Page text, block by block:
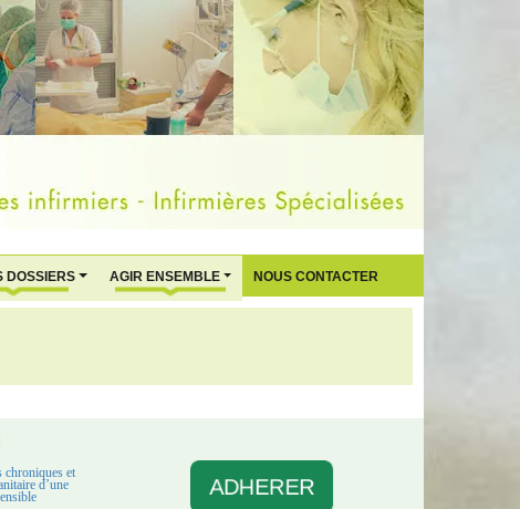
DOSSIERS AGIR ENSEMBLE NOUS CONTACTER
chroniques et
d’une
ADHERER